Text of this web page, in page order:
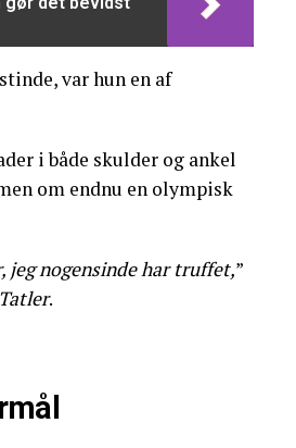
var hun en af
i både skulder og ankel
om endnu en olympisk
jeg nogensinde har truffet,”
Tatler.